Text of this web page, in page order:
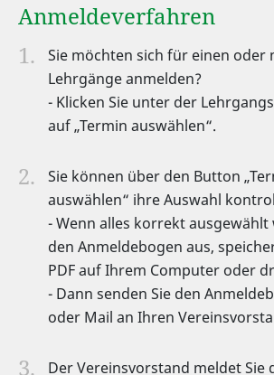
Anmeldeverfahren
Sie möchten sich für einen oder
Lehrgänge anmelden?
- Klicken Sie unter der
auf „Termin auswählen“.
Sie können über den Button
auswählen“ ihre Auswahl
- Wenn alles korrekt ausgewählt
den Anmeldebogen aus,
PDF auf Ihrem Computer oder
- Dann senden Sie den
oder Mail an Ihren
Der Vereinsvorstand meldet Sie